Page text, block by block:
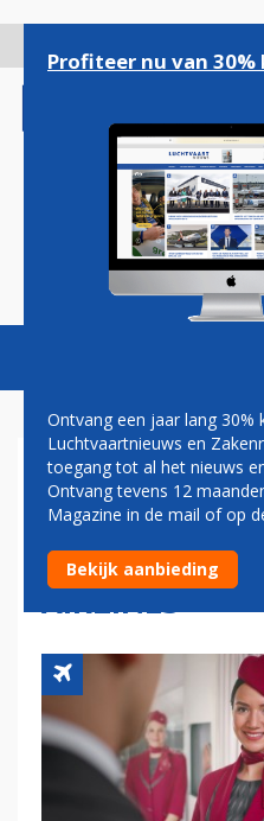
gaan
Magazine
PREMIUM
NA JAREN
WEER TERUG
AIRLINES
Profiteer nu van
Ontvang een jaar lang
Luchtvaartnieuws en
toegang tot al het nieuws
Ontvang tevens 12
Magazine in de mail of op
Bekijk aanbieding